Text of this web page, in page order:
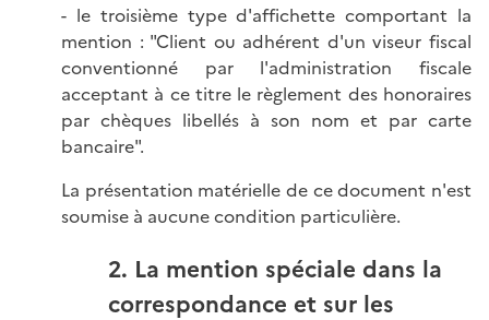
- le troisième type d'affichette comportant la
mention : "Client ou adhérent d'un viseur fiscal
conventionné par l'administration fiscale
acceptant à ce titre le règlement des honoraires
par chèques libellés à son nom et par carte
bancaire".
La présentation matérielle de ce document n'est
soumise à aucune condition particulière.
2. La mention spéciale dans la
correspondance et sur les